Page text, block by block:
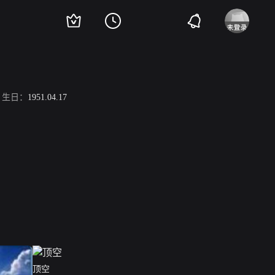
生日： 1951.04.17
顶空